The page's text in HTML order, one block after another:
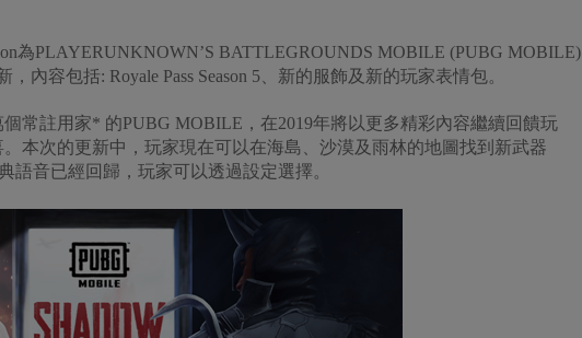
為PLAYERUNKNOWN’S BATTLEGROUNDS MOBILE (PUBG MOBILE)
內容包括: Royale Pass Season 5、新的服飾及新的玩家表情包。
常註用家* 的PUBG MOBILE，在2019年將以更多精彩內容繼續回饋玩
本次的更新中，玩家現在可以在海島、沙漠及雨林的地圖找到新武器
語音已經回歸，玩家可以透過設定選擇。